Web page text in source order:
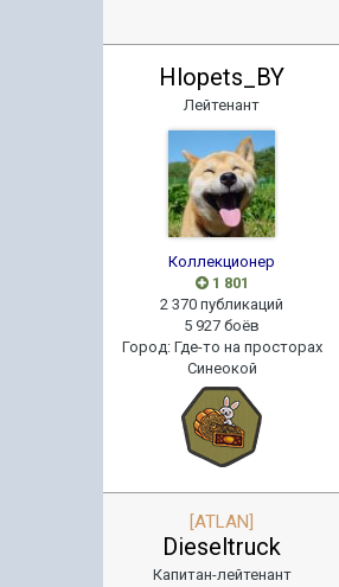
Hlopets_BY
Лейтенант
Коллекционер
1 801
2 370 публикаций
5 927 боёв
Город: Где-то на просторах
Синеокой
[ATLAN]
Dieseltruck
Капитан-лейтенант